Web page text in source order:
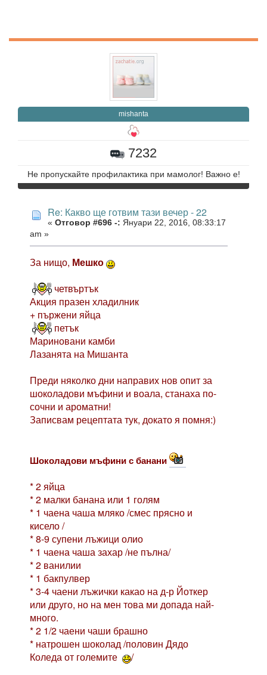
mishanta
7232
Не пропускайте профилактика при мамолог! Важно е!
Re: Какво ще готвим тази вечер - 22
« Отговор #696 -: Януари 22, 2016, 08:33:17
am »
За нищо, Мешко
четвъртък
Акция празен хладилник
+ пържени яйца
петък
Мариновани камби
Лазанята на Мишанта
Преди няколко дни направих нов опит за
шоколадови мъфини и воала, станаха по-
сочни и ароматни!
Записвам рецептата тук, докато я помня:)
Шоколадови мъфини с банани
* 2 яйца
* 2 малки банана или 1 голям
* 1 чаена чаша мляко /смес прясно и
кисело /
* 8-9 супени лъжици олио
* 1 чаена чаша захар /не пълна/
* 2 ванилии
* 1 бакпулвер
* 3-4 чаени лъжички какао на д-р Йоткер
или друго, но на мен това ми допада най-
много.
* 2 1/2 чаени чаши брашно
* натрошен шоколад /половин Дядо
Коледа от големите
/